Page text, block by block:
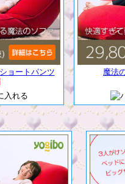
ョートパンツ
魔法